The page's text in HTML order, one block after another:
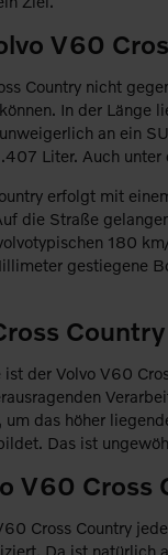
V60
Country nicht
In der
an ein
Liter. Auch
erfolgt mit
die Straße
180
gestiegene
Country
der Volvo V60
das höher
Das ist
V60 Cross
Cross Country
Da ist